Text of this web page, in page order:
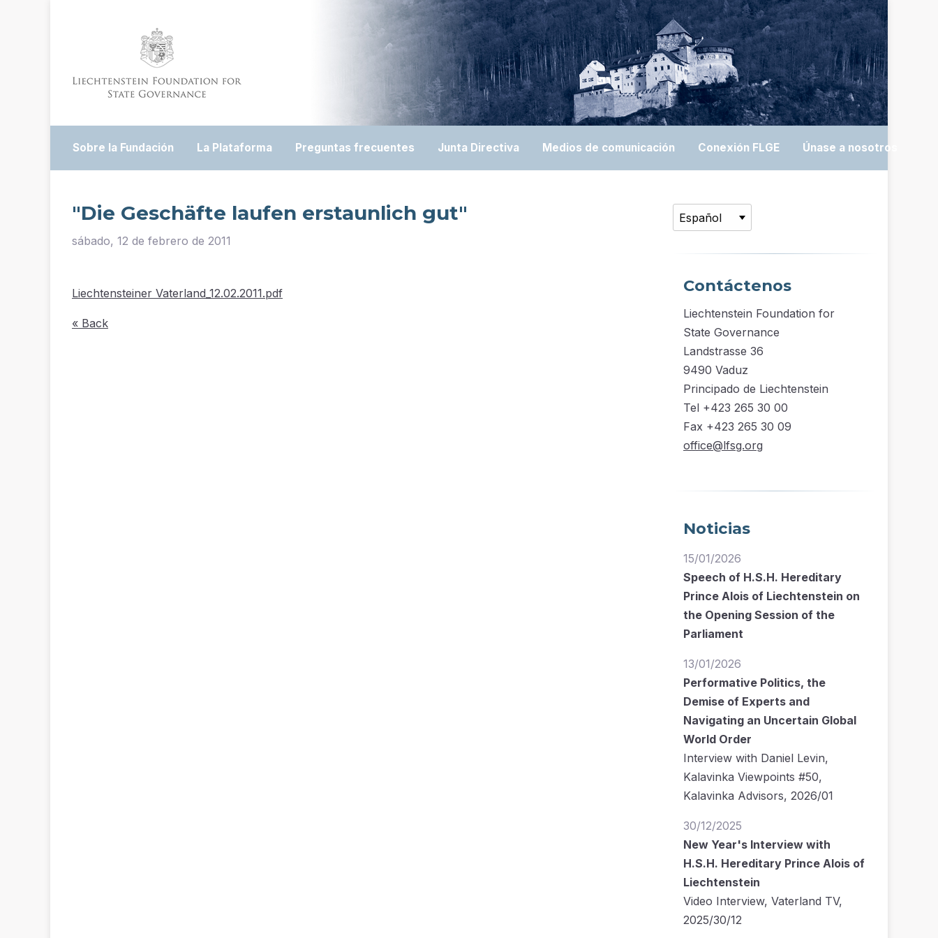
Sobre la Fundación La Plataforma Preguntas frecuentes Junta Directiva Medios de comunicación Conexión FLGE Únase a nosotros
"Die Geschäfte laufen erstaunlich gut"
sábado, 12 de febrero de 2011
Liechtensteiner Vaterland_12.02.2011.pdf
« Back
Contáctenos
Liechtenstein Foundation for
State Governance
Landstrasse 36
9490 Vaduz
Principado de Liechtenstein
Tel +423 265 30 00
Fax +423 265 30 09
office@lfsg.org
Noticias
15/01/2026
Speech of H.S.H. Hereditary
Prince Alois of Liechtenstein on
the Opening Session of the
Parliament
13/01/2026
Performative Politics, the
Demise of Experts and
Navigating an Uncertain Global
World Order
Interview with Daniel Levin,
Kalavinka Viewpoints #50,
Kalavinka Advisors, 2026/01
30/12/2025
New Year's Interview with
H.S.H. Hereditary Prince Alois of
Liechtenstein
Video Interview, Vaterland TV,
2025/30/12